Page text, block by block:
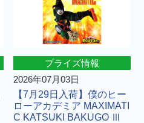
プライズ情報
2026年07月03日
【7月29日入荷】僕のヒー
ローアカデミア MAXIMATI
C KATSUKI BAKUGO Ⅲ